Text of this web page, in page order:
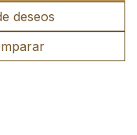
deseos